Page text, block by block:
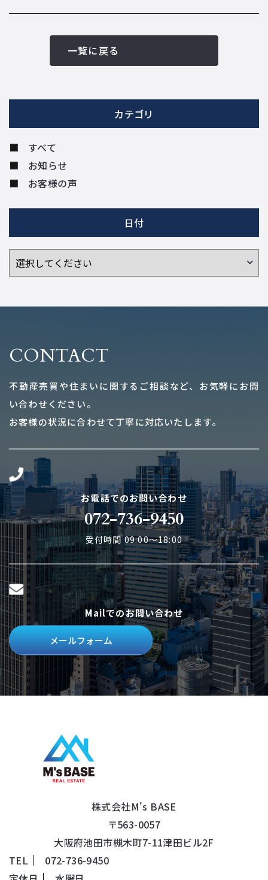
一覧に戻る
カテゴリ
すべて
お知らせ
お客様の声
日付
CONTACT
不動産売買や住まいに関するご相談など、お気軽にお問
い合わせください。
お客様の状況に合わせて丁寧に対応いたします。
お電話でのお問い合わせ
072-736-9450
受付時間 09:00～18:00
Mailでのお問い合わせ
メールフォーム
株式会社M's BASE
〒563-0057
​​​​​​​大阪府池田市槻木町7-11津田ビル2F
TEL
072-736-9450